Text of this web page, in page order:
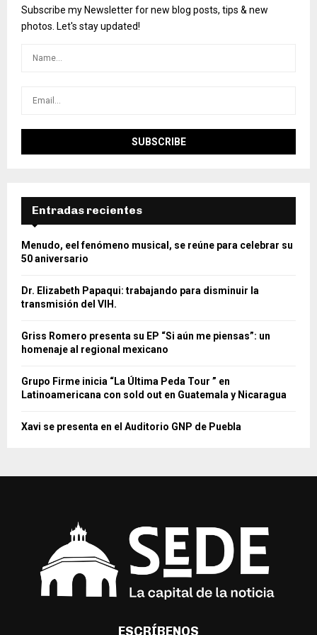
Subscribe my Newsletter for new blog posts, tips & new
photos. Let's stay updated!
Entradas recientes
Menudo, eel fenómeno musical, se reúne para celebrar su
50 aniversario
Dr. Elizabeth Papaqui: trabajando para disminuir la
transmisión del VIH.
Griss Romero presenta su EP “Si aún me piensas”: un
homenaje al regional mexicano
Grupo Firme inicia “La Última Peda Tour ” en
Latinoamericana con sold out en Guatemala y Nicaragua
Xavi se presenta en el Auditorio GNP de Puebla
ESCRÍBENOS